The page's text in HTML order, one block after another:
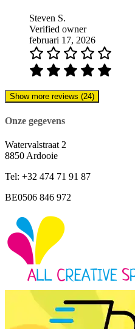
Steven S.
Verified owner
februari 17, 2026
Show more reviews (24)
Onze gegevens
Watervalstraat 2
8850 Ardooie
Tel: +32 474 71 91 87
BE0506 846 972